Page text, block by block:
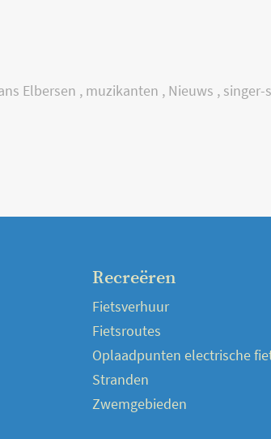
Elbersen , muzikanten , Nieuws , singer-
Recreëren
Fietsverhuur
Fietsroutes
Oplaadpunten electrische
Stranden
Zwemgebieden